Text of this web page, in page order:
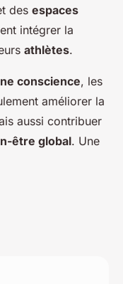
des espaces
intégrer la
athlètes.
conscience, les
améliorer la
aussi contribuer
être global. Une